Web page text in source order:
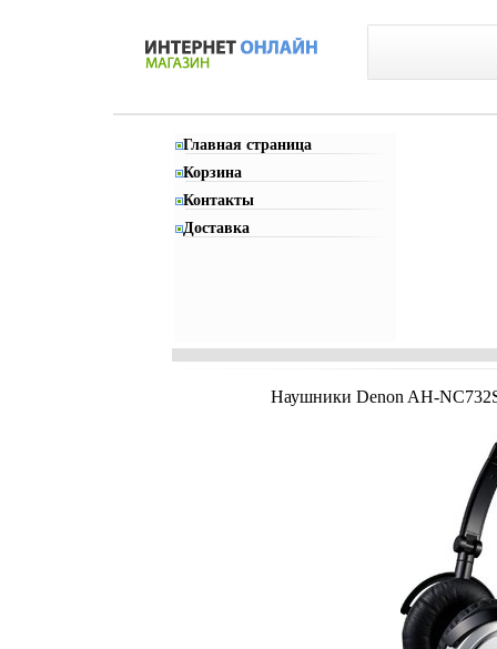
Главная страница
Корзина
Контакты
Доставка
Наушники Denon AH-